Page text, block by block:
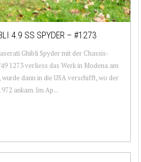
4.9 SS SPYDER – #1273
Ghibli Spyder mit der Chassis-
1273 verliess das Werk in Modena am
wurde dann in die USA verschifft, wo der
ankam. Im Ap...